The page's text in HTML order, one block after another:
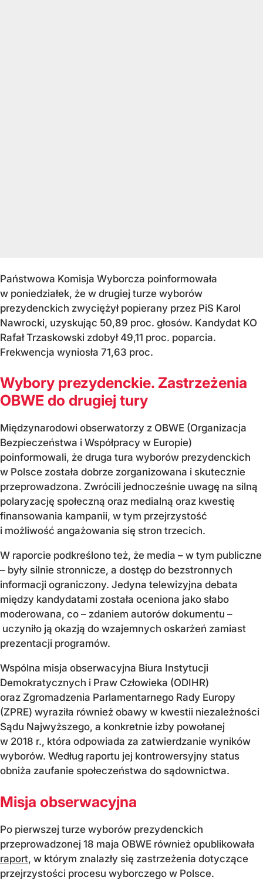
Państwowa Komisja Wyborcza poinformowała
w poniedziałek, że w drugiej turze wyborów
prezydenckich zwyciężył popierany przez PiS Karol
Nawrocki, uzyskując 50,89 proc. głosów. Kandydat KO
Rafał Trzaskowski zdobył 49,11 proc. poparcia.
Frekwencja wyniosła 71,63 proc.
Wybory prezydenckie. Zastrzeżenia
OBWE do drugiej tury
Międzynarodowi obserwatorzy z OBWE (Organizacja
Bezpieczeństwa i Współpracy w Europie)
poinformowali, że druga tura wyborów prezydenckich
w Polsce została dobrze zorganizowana i skutecznie
przeprowadzona. Zwrócili jednocześnie uwagę na silną
polaryzację społeczną oraz medialną oraz kwestię
finansowania kampanii, w tym przejrzystość
i możliwość angażowania się stron trzecich.
W raporcie podkreślono też, że media – w tym publiczne
– były silnie stronnicze, a dostęp do bezstronnych
informacji ograniczony. Jedyna telewizyjna debata
między kandydatami została oceniona jako słabo
moderowana, co – zdaniem autorów dokumentu –
uczyniło ją okazją do wzajemnych oskarżeń zamiast
prezentacji programów.
Wspólna misja obserwacyjna Biura Instytucji
Demokratycznych i Praw Człowieka (ODIHR)
oraz Zgromadzenia Parlamentarnego Rady Europy
(ZPRE) wyraziła również obawy w kwestii niezależności
Sądu Najwyższego, a konkretnie izby powołanej
w 2018 r., która odpowiada za zatwierdzanie wyników
wyborów. Według raportu jej kontrowersyjny status
obniża zaufanie społeczeństwa do sądownictwa.
Misja obserwacyjna
Po pierwszej turze wyborów prezydenckich
przeprowadzonej 18 maja OBWE również opublikowała
raport, w którym znalazły się zastrzeżenia dotyczące
przejrzystości procesu wyborczego w Polsce.